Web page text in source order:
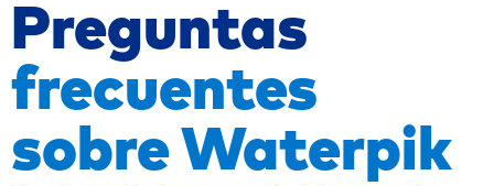
Preguntas
frecuentes
sobre Waterpik